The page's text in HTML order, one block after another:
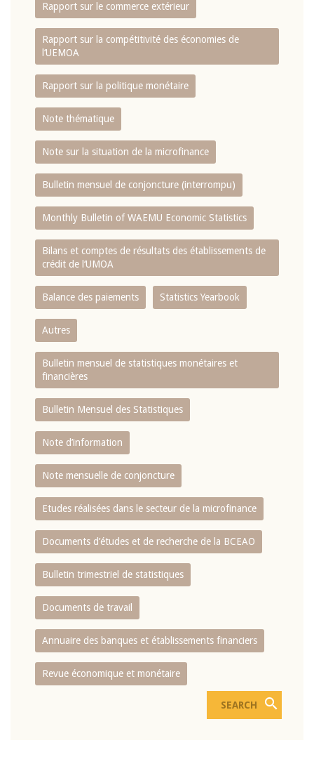
Rapport sur le commerce extérieur
Rapport sur la compétitivité des économies de
l‘UEMOA
Rapport sur la politique monétaire
Note thématique
Note sur la situation de la microfinance
Bulletin mensuel de conjoncture (interrompu)
Monthly Bulletin of WAEMU Economic Statistics
Bilans et comptes de résultats des établissements de
crédit de l‘UMOA
Balance des paiements Statistics Yearbook
Autres
Bulletin mensuel de statistiques monétaires et
financières
Bulletin Mensuel des Statistiques
Note d’information
Note mensuelle de conjoncture
Etudes réalisées dans le secteur de la microfinance
Documents d’études et de recherche de la BCEAO
Bulletin trimestriel de statistiques
Documents de travail
Annuaire des banques et établissements financiers
Revue économique et monétaire